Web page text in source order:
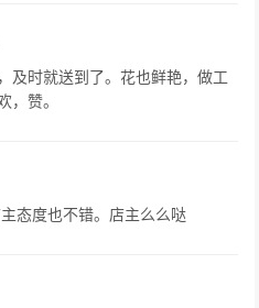
及时就送到了。花也鲜艳，做工
，赞。
态度也不错。店主么么哒